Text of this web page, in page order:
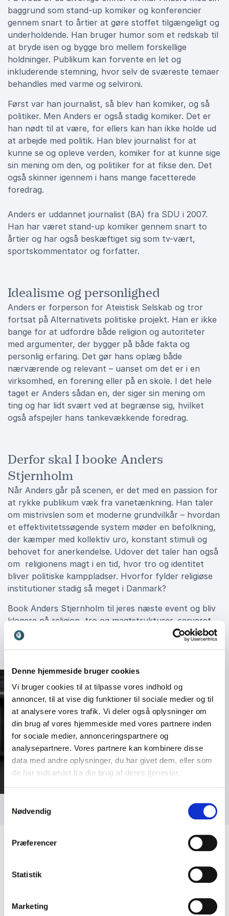
Denne hjemmeside bruger cookies
Vi bruger cookies til at tilpasse vores indhold og
annoncer, til at vise dig funktioner til sociale medier og til
at analysere vores trafik. Vi deler også oplysninger om
din brug af vores hjemmeside med vores partnere inden
for sociale medier, annonceringspartnere og
analysepartnere. Vores partnere kan kombinere disse
data med andre oplysninger, du har givet dem, eller som
de har indsamlet fra din brug af deres tjenester.
Nødvendig
Præferencer
Statistik
Marketing
baggrund som stand-up komiker og konferencier
gennem snart to årtier at gøre stoffet tilgængeligt og
underholdende. Han bruger humor som et redskab til
at bryde isen og bygge bro mellem forskellige
holdninger. Publikum kan forvente en let og
inkluderende stemning, hvor selv de sværeste temaer
behandles med varme og selvironi.
Først var han journalist, så blev han komiker, og så
politiker. Men Anders er også stadig komiker. Det er
han nødt til at være, for ellers kan han ikke holde ud
at arbejde med politik. Han blev journalist for at
kunne se og opleve verden, komiker for at kunne sige
sin mening om den, og politiker for at fikse den. Det
også skinner igennem i hans mange facetterede
foredrag.
Anders er uddannet journalist (BA) fra SDU i 2007.
Han har været stand-up komiker gennem snart to
årtier og har også beskæftiget sig som tv-vært,
sportskommentator og forfatter.
Idealisme og personlighed
Anders er forperson for Ateistisk Selskab og tror
fortsat på Alternativets politiske projekt. Han er ikke
bange for at udfordre både religion og autoriteter
med argumenter, der bygger på både fakta og
personlig erfaring. Det gør hans oplæg både
nærværende og relevant – uanset om det er i en
virksomhed, en forening eller på en skole. I det hele
taget er Anders sådan en, der siger sin mening om
ting og har lidt svært ved at begrænse sig, hvilket
også afspejler hans tankevækkende foredrag.
Derfor skal I booke Anders
Stjernholm
Når Anders går på scenen, er det med en passion for
at rykke publikum væk fra vanetænkning. Han taler
om mistrivslen som et moderne grundvilkår – hvordan
et effektivitetssøgende system møder en befolkning,
der kæmper med kollektiv uro, konstant stimuli og
behovet for anerkendelse. Udover det taler han også
om religionens magt i en tid, hvor tro og identitet
bliver politiske kamppladser. Hvorfor fylder religiøse
institutioner stadig så meget i Danmark?
Book Anders Stjernholm til jeres næste event og bliv
klogere på religion, tro og magtstrukturer, serveret
med en god mængde humor.